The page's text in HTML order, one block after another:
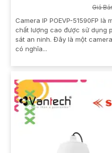
Giá
Camera IP POEVP-51590FP
chất lượng cao được sử dụng
sát an ninh. Đây là một
có nghĩa...